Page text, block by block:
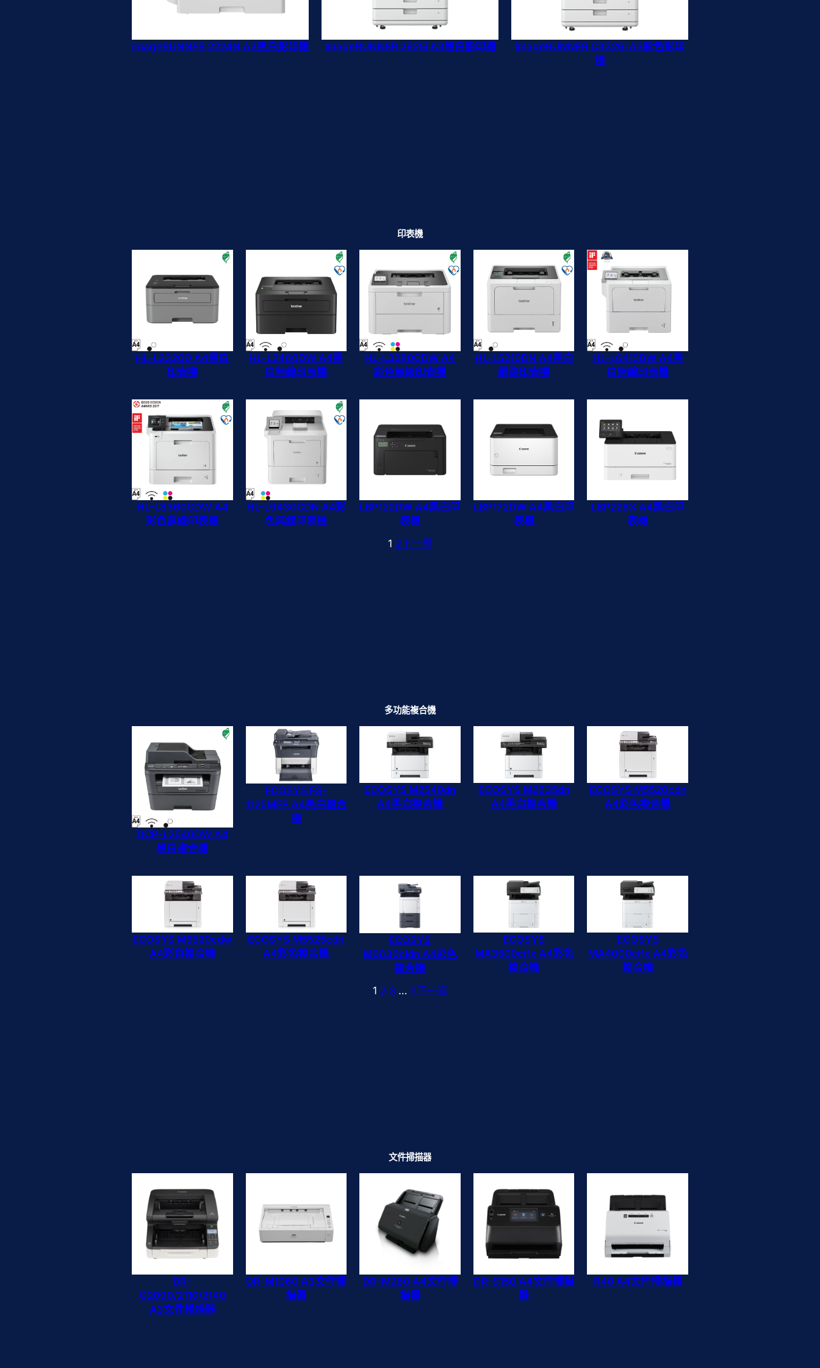
imageRUNNER 2224N A3黑白影印機 imageRUNNER 2925i A3黑白影印機
imageRUNNER C3326i A3彩色影印
機
印表機
HL-L2320D A4黑白
印表機
HL-L2460DW A4黑
白無線印表機
HL-L3280CDW A4
彩色無線印表機
HL-L5210DN A4黑白
網路印表機
HL-L6415DW A4黑
白無線印表機
HL-L8360CDW A4
彩色無線印表機
HL-L9430CDN A4彩
色無線印表機
LBP122DW A4黑白印
表機
LBP172DW A4黑白印
表機
LBP228X A4黑白印
表機
1 2下一頁
多功能複合機
DCP-L2540DW A4
黑白複合機
ECOSYS FS-
1125MFP A4黑白複合
機
ECOSYS M2540dn
A4黑白複合機
ECOSYS M2635dn
A4黑白複合機
ECOSYS M5520cdn
A4彩色複合機
ECOSYS M5520cdw
A4彩色複合機
ECOSYS M5525cdn
A4彩色複合機
ECOSYS
M6630cidn A4彩色
複合機
ECOSYS
MA3500cifx A4彩色
複合機
ECOSYS
MA4000cifx A4彩色
複合機
1 2 3 … 5下一頁
文件掃描器
DR-
G2090/2110/2140
A3文件掃描器
DR-M1060 A3文件掃
描器
DR-M260 A4文件掃
描器
DR-S150 A4文件掃描
器
R40 A4文件掃描器